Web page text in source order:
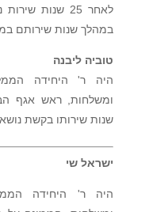
לאחר 25 שנות
במהלך שנות שירותם
טוביה ליבנה
היה ר' היחידה
ומשלחות, ראש אגף
שנות שירותו בקשת
ישראל שי
היה ר' היחידה